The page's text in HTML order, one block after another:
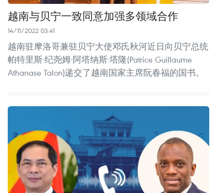
越南与贝宁一致同意加强多领域合作
14/11/2022 03:41
越南驻摩洛哥兼驻贝宁大使邓氏秋河近日向贝宁总统
帕特里斯·纪尧姆·阿塔纳斯·塔隆(Patrice Guillaume
Athanase Talon)递交了越南国家主席阮春福的国书。